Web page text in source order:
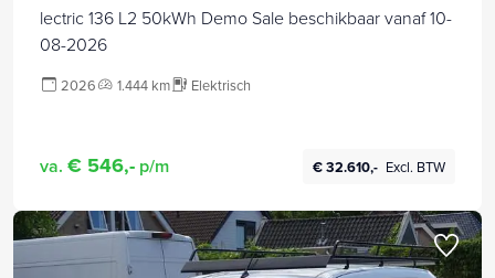
lectric 136 L2 50kWh Demo Sale beschikbaar vanaf 10-
08-2026
2026 1.444 km Elektrisch
va. € 546,- p/m € 32.610,- Excl. BTW